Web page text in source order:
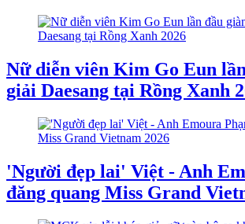
Nữ diễn viên Kim Go Eun
giải Daesang tại Rồng Xanh
'Người đẹp lai' Việt - Anh
đăng quang Miss Grand